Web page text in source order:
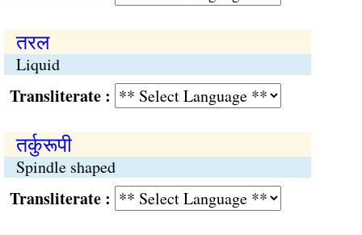
तरल
Liquid
:
तर्कुरूपी
Spindle shaped
: